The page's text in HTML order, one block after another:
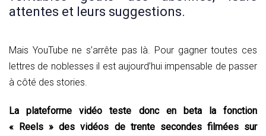
attentes et leurs suggestions.
Mais YouTube ne s’arrête pas là. Pour gagner toutes ces
lettres de noblesses il est aujourd’hui impensable de passer
à côté des stories.
La plateforme vidéo teste donc en beta la fonction
« Reels » des vidéos de trente secondes filmées sur